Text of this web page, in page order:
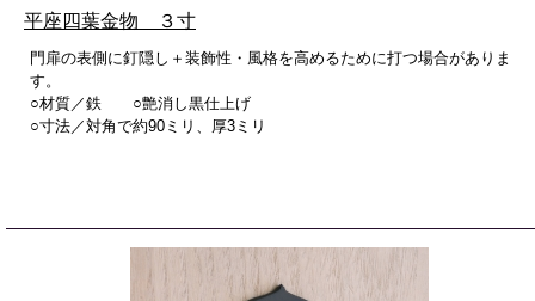
平座四葉金物 ３寸
門扉の表側に釘隠し＋装飾性・風格を高めるために打つ場合がありま
す。
○材質／鉄 ○艶消し黒仕上げ
○寸法／対角で約90ミリ、厚3ミリ